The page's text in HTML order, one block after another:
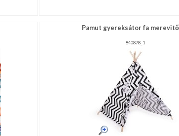
Pamut gyereksátor fa
840878_1